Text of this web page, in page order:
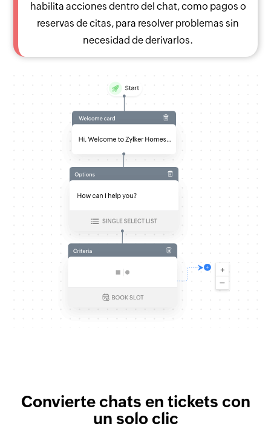
habilita acciones dentro del chat, como pagos o
reservas de citas, para resolver problemas sin
necesidad de derivarlos.
Convierte chats en tickets con
un solo clic